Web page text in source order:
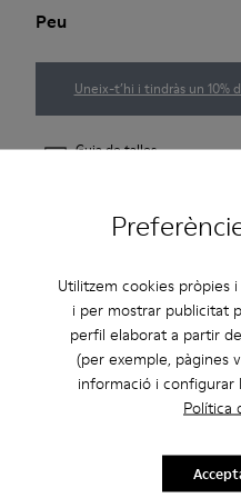
Utilitzem cookies pròpies
i per mostrar publicitat
perfil elaborat a partir
(per exemple, pàgines
informació i configurar
Política
Peu
Uneix-t’hi i tindràs un 10%
Guia de talles
Descripció
La versió per dona de la
del peu. Una silueta única